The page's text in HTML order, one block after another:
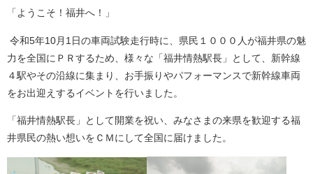
「ようこそ！福井へ！」
令和5年10月1日の車両試験走行時に、県民１０００人が福井県の魅
力を全国にＰＲするため、様々な「福井情熱駅長」として、新幹線
４駅やその沿線に集まり、お手振りやパフォーマンスで新幹線車両
をお出迎えするイベントを行いました。
「福井情熱駅長」として開業を祝い、みなさまの来県を歓迎する福
井県民の熱い想いをＣＭにして全国に届けました。